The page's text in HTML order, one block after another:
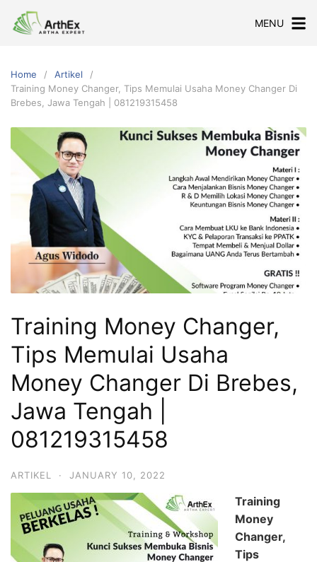
MENU
Home
Artikel
Training Money Changer, Tips Memulai Usaha Money Changer Di
Brebes, Jawa Tengah | 081219315458
Training Money Changer,
Tips Memulai Usaha
Money Changer Di Brebes,
Jawa Tengah |
081219315458
ARTIKEL · JANUARY 10, 2022
Training
Money
Changer,
Tips